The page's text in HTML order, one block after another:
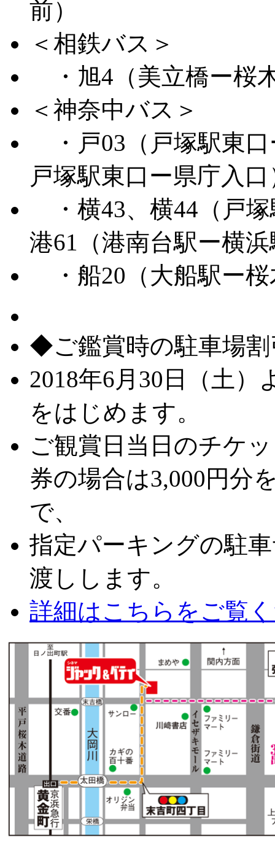
前）
＜相鉄バス＞
・旭4（美立橋ー桜
＜神奈中バス＞
・戸03（戸塚駅東
戸塚駅東口ー県庁入口
・横43、横44（戸
港61（港南台駅ー横
・船20（大船駅ー桜
◆ご鑑賞時の駐車場割
2018年6月30日（土
をはじめます。
ご観賞日当日のチケ
券の場合は3,000円分
で、
指定パーキングの駐
渡しします。
詳細はこちらをご覧